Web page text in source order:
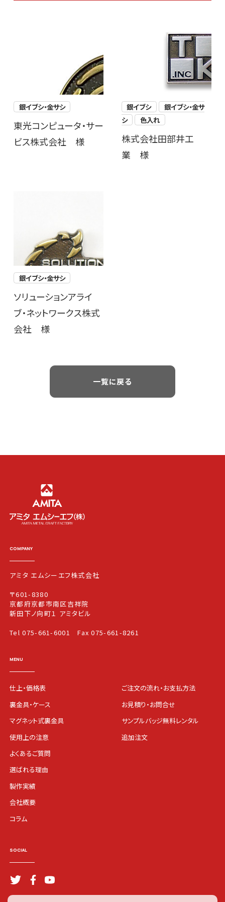
銀イブシ・金サシ
東光コンピュータ・サー
ビス株式会社 様
銀イブシ
銀イブシ・金サ
シ
色入れ
株式会社田部井工
業 様
銀イブシ・金サシ
ソリューションアライ
ブ・ネットワークス株式
会社 様
一覧に戻る
COMPANY
アミタ エムシーエフ株式会社
〒601-8380
京都府京都市南区吉祥院
新田下ノ向町１ アミタビル
Tel 075-661-6001Fax 075-661-8261
MENU
仕上・価格表
裏金具・ケース
マグネット式裏金具
使用上の注意
よくあるご質問
選ばれる理由
製作実績
会社概要
コラム
ご注文の流れ・お支払方法
お見積り・お問合せ
サンプルバッジ無料レンタル
追加注文
SOCIAL